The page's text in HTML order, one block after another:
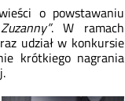
o powstawaniu
. W ramach
udział w konkursie
krótkiego nagrania